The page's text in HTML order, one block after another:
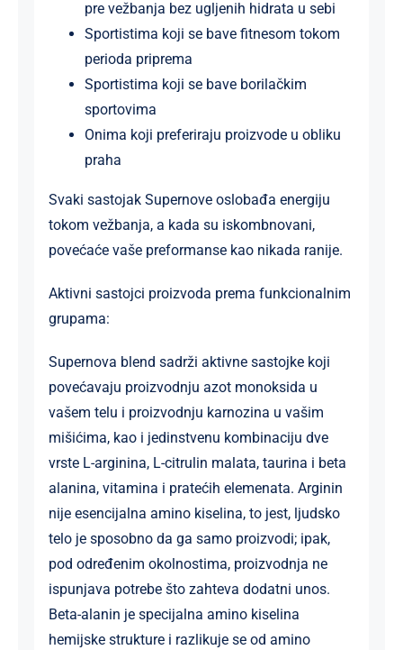
pre vežbanja bez ugljenih hidrata u sebi
Sportistima koji se bave fitnesom tokom
perioda priprema
Sportistima koji se bave borilačkim
sportovima
Onima koji preferiraju proizvode u obliku
praha
Svaki sastojak Supernove oslobađa energiju
tokom vežbanja, a kada su iskombnovani,
povećaće vaše preformanse kao nikada ranije.
Aktivni sastojci proizvoda prema funkcionalnim
grupama:
Supernova blend sadrži aktivne sastojke koji
povećavaju proizvodnju azot monoksida u
vašem telu i proizvodnju karnozina u vašim
mišićima, kao i jedinstvenu kombinaciju dve
vrste L-arginina, L-citrulin malata, taurina i beta
alanina, vitamina i pratećih elemenata. Arginin
nije esencijalna amino kiselina, to jest, ljudsko
telo je sposobno da ga samo proizvodi; ipak,
pod određenim okolnostima, proizvodnja ne
ispunjava potrebe što zahteva dodatni unos.
Beta-alanin je specijalna amino kiselina
hemijske strukture i razlikuje se od amino